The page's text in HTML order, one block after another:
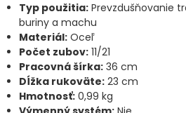
Typ použitia: Prevzdušňovanie
buriny a machu
Materiál: Oceľ
Počet zubov: 11/21
Pracovná šírka: 36 cm
Dĺžka rukoväte: 23 cm
Hmotnosť: 0,99 kg